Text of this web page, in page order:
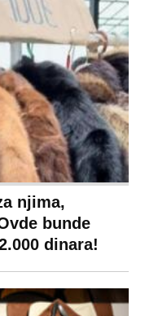
njima,
bunde
dinara!